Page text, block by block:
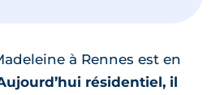
à Rennes est en
résidentiel, il